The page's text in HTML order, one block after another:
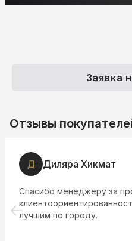
Заявка
Отзывы
Д Диляра Хикмат
Спасибо менеджеру за
лучшим по городу.